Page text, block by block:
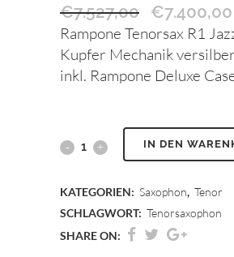
€7.527,00
Preis
war:
€7.527,00
€7.400,00
Rampone Tenorsax R1
Kupfer Mechanik
inkl. Rampone Deluxe
IN DEN
KATEGORIEN: Saxophon, Tenor
SCHLAGWORT: Tenorsaxophon
SHARE ON: